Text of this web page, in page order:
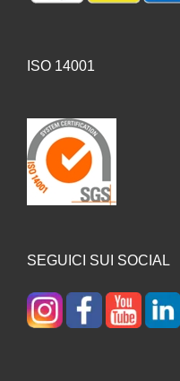
ISO 14001
SEGUICI SUI SOCIAL